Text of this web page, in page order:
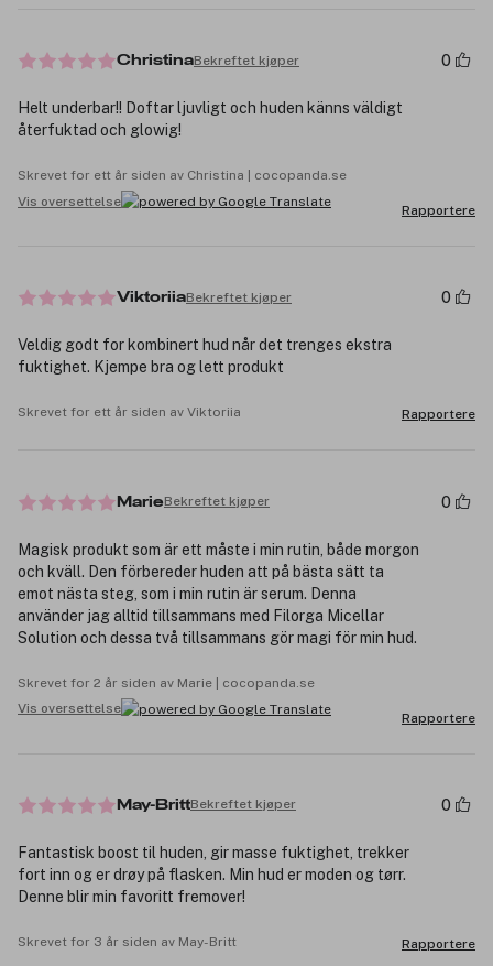
ChristinaBekreftet kjøper 0
Helt underbar!! Doftar ljuvligt och huden känns väldigt
återfuktad och glowig!
Skrevet for ett år siden av Christina | cocopanda.se
Vis oversettelse
Rapportere
ViktoriiaBekreftet kjøper 0
Veldig godt for kombinert hud når det trenges ekstra
fuktighet. Kjempe bra og lett produkt
Skrevet for ett år siden av Viktoriia Rapportere
MarieBekreftet kjøper 0
Magisk produkt som är ett måste i min rutin, både morgon
och kväll. Den förbereder huden att på bästa sätt ta
emot nästa steg, som i min rutin är serum. Denna
använder jag alltid tillsammans med Filorga Micellar
Solution och dessa två tillsammans gör magi för min hud.
Skrevet for 2 år siden av Marie | cocopanda.se
Vis oversettelse
Rapportere
May-BrittBekreftet kjøper 0
Fantastisk boost til huden, gir masse fuktighet, trekker
fort inn og er drøy på flasken. Min hud er moden og tørr.
Denne blir min favoritt fremover!
Skrevet for 3 år siden av May-Britt Rapportere